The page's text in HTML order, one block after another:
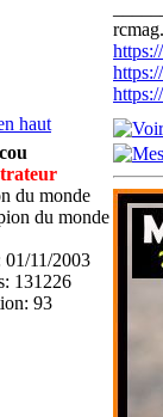
haut
du monde
01/11/2003
131226
93